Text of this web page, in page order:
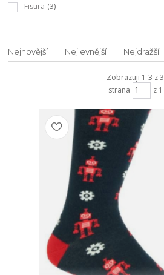
Fisura (3)
Nejnovější Nejlevnější Nejdražší
Zobrazuji 1-3 z 3
strana
z 1